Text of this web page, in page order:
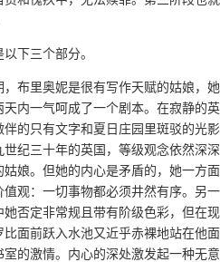
下三个部分。
布里奥妮是很有写作天赋的姑娘，
内一气呵成了一个剧本。在寂静的
的只有文字和夏日庄园里斑驳的光
纪三十年的英国，等级观念依然深
娘。但她的内心是矛盾的，她一方
观：一切事物都必须井然有序。另
否定非常规且带有阶级色彩，但在
面前跃入水池又近乎赤裸地站在他
的激情。内心的深处激发起一种无